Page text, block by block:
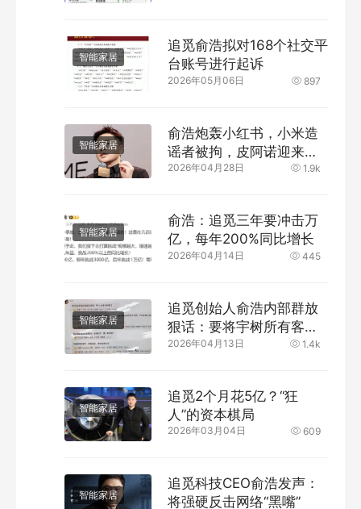
智能家居
追觅俞浩拟对168个社交平
台账号进行起诉
2026年05月06日 897
智能家居
俞浩炮轰小红书，小米造
谣者被拘，皮阿诺迎来新
东家
2026年04月28日 1.9k
智能家居
俞浩：追觅三年要冲击万
亿，每年200%同比增长
2026年04月14日 445
智能家居
追觅创始人俞浩内部群放
狠话：要将宇树所有客
户、所有投标、所有员工
2026年04月13日 1.4k
智能家居
追觅2个月花5亿？“狂
人”的资本棋局
2026年03月04日 609
智能家居
追觅科技CEO俞浩发声：
将强硬反击网络“黑嘴”